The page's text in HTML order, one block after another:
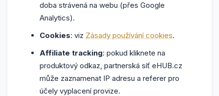
doba strávená na webu (přes Google
Analytics).
Cookies: viz Zásady používání cookies.
Affiliate tracking: pokud kliknete na
produktový odkaz, partnerská síť eHUB.cz
může zaznamenat IP adresu a referer pro
účely vyplacení provize.